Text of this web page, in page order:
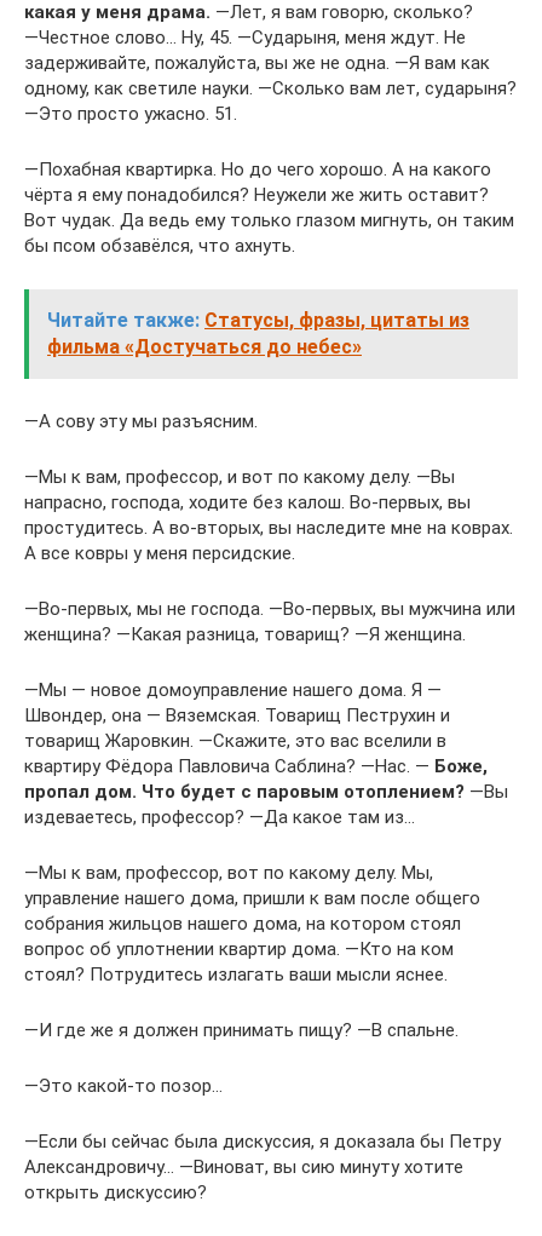
какая у меня драма. ―Лет, я вам говорю, сколько?
―Честное слово… Ну, 45. ―Сударыня, меня ждут. Не
задерживайте, пожалуйста, вы же не одна. ―Я вам как
одному, как светиле науки. ―Сколько вам лет, сударыня?
―Это просто ужасно. 51.
―Похабная квартирка. Но до чего хорошо. А на какого
чёрта я ему понадобился? Неужели же жить оставит?
Вот чудак. Да ведь ему только глазом мигнуть, он таким
бы псом обзавёлся, что ахнуть.
Читайте также: Статусы, фразы, цитаты из
фильма «Достучаться до небес»
―А сову эту мы разъясним.
―Мы к вам, профессор, и вот по какому делу. ―Вы
напрасно, господа, ходите без калош. Во-первых, вы
простудитесь. А во-вторых, вы наследите мне на коврах.
А все ковры у меня персидские.
―Во-первых, мы не господа. ―Во-первых, вы мужчина или
женщина? ―Какая разница, товарищ? ―Я женщина.
―Мы — новое домоуправление нашего дома. Я —
Швондер, она — Вяземская. Товарищ Пеструхин и
товарищ Жаровкин. ―Скажите, это вас вселили в
квартиру Фёдора Павловича Саблина? ―Нас. ― Боже,
пропал дом. Что будет с паровым отоплением? ―Вы
издеваетесь, профессор? ―Да какое там из…
―Мы к вам, профессор, вот по какому делу. Мы,
управление нашего дома, пришли к вам после общего
собрания жильцов нашего дома, на котором стоял
вопрос об уплотнении квартир дома. ―Кто на ком
стоял? Потрудитесь излагать ваши мысли яснее.
―И где же я должен принимать пищу? ―В спальне.
―Это какой-то позор…
―Если бы сейчас была дискуссия, я доказала бы Петру
Александровичу… ―Виноват, вы сию минуту хотите
открыть дискуссию?